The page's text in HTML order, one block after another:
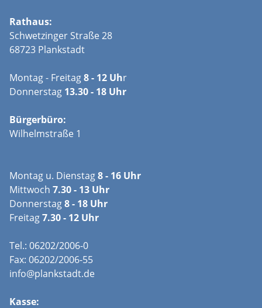
Rathaus:
Schwetzinger Straße 28
68723 Plankstadt
Montag - Freitag8 - 12 Uhr
Donnerstag 13.30 - 18 Uhr
Bürgerbüro:
Wilhelmstraße 1
Montag u. Dienstag8 - 16 Uhr
Mittwoch 7.30 - 13 Uhr
Donnerstag8 - 18 Uhr
Freitag7.30 - 12 Uhr
Tel.: 06202/2006-0
Fax: 06202/2006-55
info@plankstadt.de
Kasse: